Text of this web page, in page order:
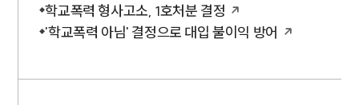
학교폭력 형사고소, 1호처분 결정
'학교폭력 아님' 결정으로 대입 불이익 방어